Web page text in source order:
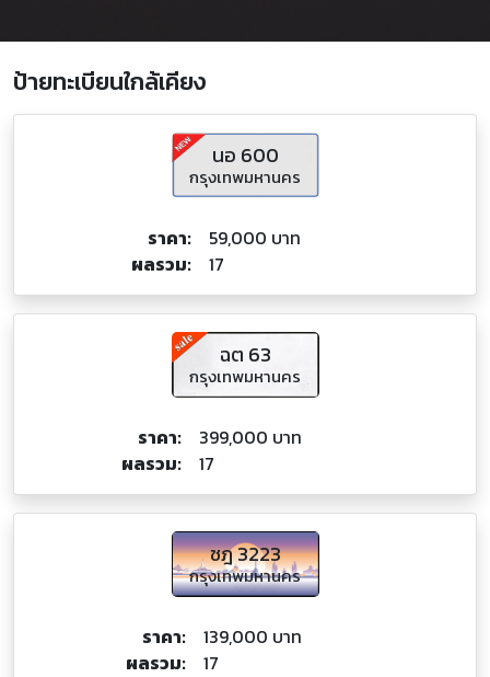
ป้ายทะเบียนใกล้เคียง
นอ 600
กรุงเทพมหานคร
ราคา:
59,000 บาท
ผลรวม:
17
ฉต 63
กรุงเทพมหานคร
ราคา:
399,000 บาท
ผลรวม:
17
ชฎ 3223
กรุงเทพมหานคร
ราคา:
139,000 บาท
ผลรวม:
17